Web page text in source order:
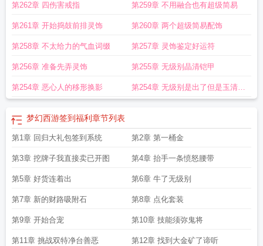
次梦幻西游签到答题给什么奖励 梦幻西游签到答题有什么奖励梦幻西游在哪签
到
第262章 四伤害戒指 第259章 不用融合也有超级简易
第261章 开始捣鼓前排灵饰 第260章 两个超级简易配饰
第258章 不太给力的气血词缀 第257章 灵饰鉴定好运符
第256章 准备先弄灵饰 第255章 无级别晶清铠甲
第254章 恶心人的移形换影 第254章 无级别是出了但是玉清是
梦幻西游签到福利 章节列表
第1章 回归大礼包签到系统 第2章 第一桶金
第3章 挖牌子我直接卖已开图 第4章 抬手一条愤怒腰带
第5章 好货连着出 第6章 牛了无级别
第7章 新的财路吸附石 第8章 点化套装
第9章 开始合宠 第10章 技能须弥鬼将
第11章 挑战双特净台善恶 第12章 找到大金矿了谛听